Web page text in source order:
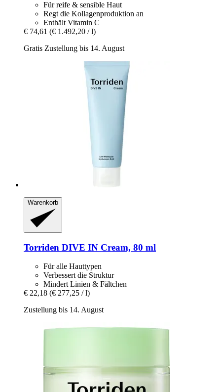
Für reife & sensible Haut
Regt die Kollagenproduktion an
Enthält Vitamin C
€ 74,61 (€ 1.492,20 / l)
Gratis Zustellung bis 14. August
Warenkorb
Torriden DIVE IN Cream, 80 ml
Für alle Hauttypen
Verbessert die Struktur
Mindert Linien & Fältchen
€ 22,18 (€ 277,25 / l)
Zustellung bis 14. August